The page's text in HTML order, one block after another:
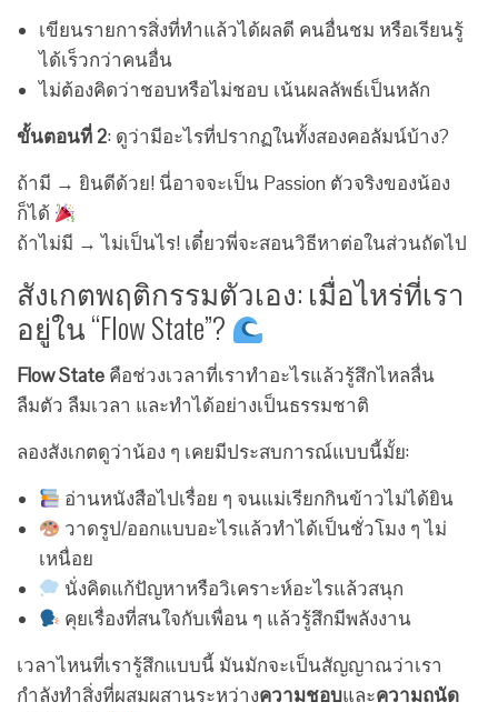
เขียนรายการสิ่งที่ทำแล้วได้ผลดี คนอื่นชม หรือเรียนรู้
ได้เร็วกว่าคนอื่น
ไม่ต้องคิดว่าชอบหรือไม่ชอบ เน้นผลลัพธ์เป็นหลัก
ขั้นตอนที่ 2: ดูว่ามีอะไรที่ปรากฏในทั้งสองคอลัมน์บ้าง?
ถ้ามี → ยินดีด้วย! นี่อาจจะเป็น Passion ตัวจริงของน้อง
ก็ได้
ถ้าไม่มี → ไม่เป็นไร! เดี๋ยวพี่จะสอนวิธีหาต่อในส่วนถัดไป
สังเกตพฤติกรรมตัวเอง: เมื่อไหร่ที่เรา
อยู่ใน “Flow State”?
Flow State คือช่วงเวลาที่เราทำอะไรแล้วรู้สึกไหลลื่น
ลืมตัว ลืมเวลา และทำได้อย่างเป็นธรรมชาติ
ลองสังเกตดูว่าน้อง ๆ เคยมีประสบการณ์แบบนี้มั้ย:
อ่านหนังสือไปเรื่อย ๆ จนแม่เรียกกินข้าวไม่ได้ยิน
วาดรูป/ออกแบบอะไรแล้วทำได้เป็นชั่วโมง ๆ ไม่
เหนื่อย
นั่งคิดแก้ปัญหาหรือวิเคราะห์อะไรแล้วสนุก
คุยเรื่องที่สนใจกับเพื่อน ๆ แล้วรู้สึกมีพลังงาน
เวลาไหนที่เรารู้สึกแบบนี้ มันมักจะเป็นสัญญาณว่าเรา
กำลังทำสิ่งที่ผสมผสานระหว่างความชอบและความถนัด